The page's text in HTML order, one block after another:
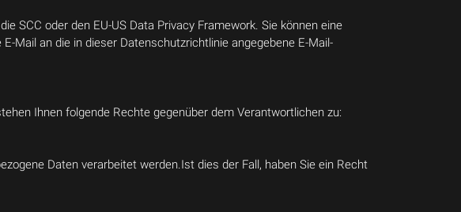
SCC oder den EU-US Data Privacy Framework. Sie können eine
Mail an die in dieser Datenschutzrichtlinie angegebene E-Mail-
Ihnen folgende Rechte gegenüber dem Verantwortlichen zu:
Daten verarbeitet werden.Ist dies der Fall, haben Sie ein Recht